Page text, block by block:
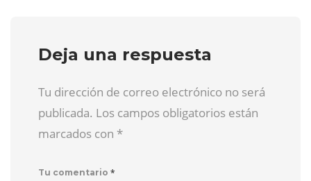
Deja una respuesta
Tu dirección de correo electrónico no será
publicada. Los campos obligatorios están
marcados con *
Tu comentario *